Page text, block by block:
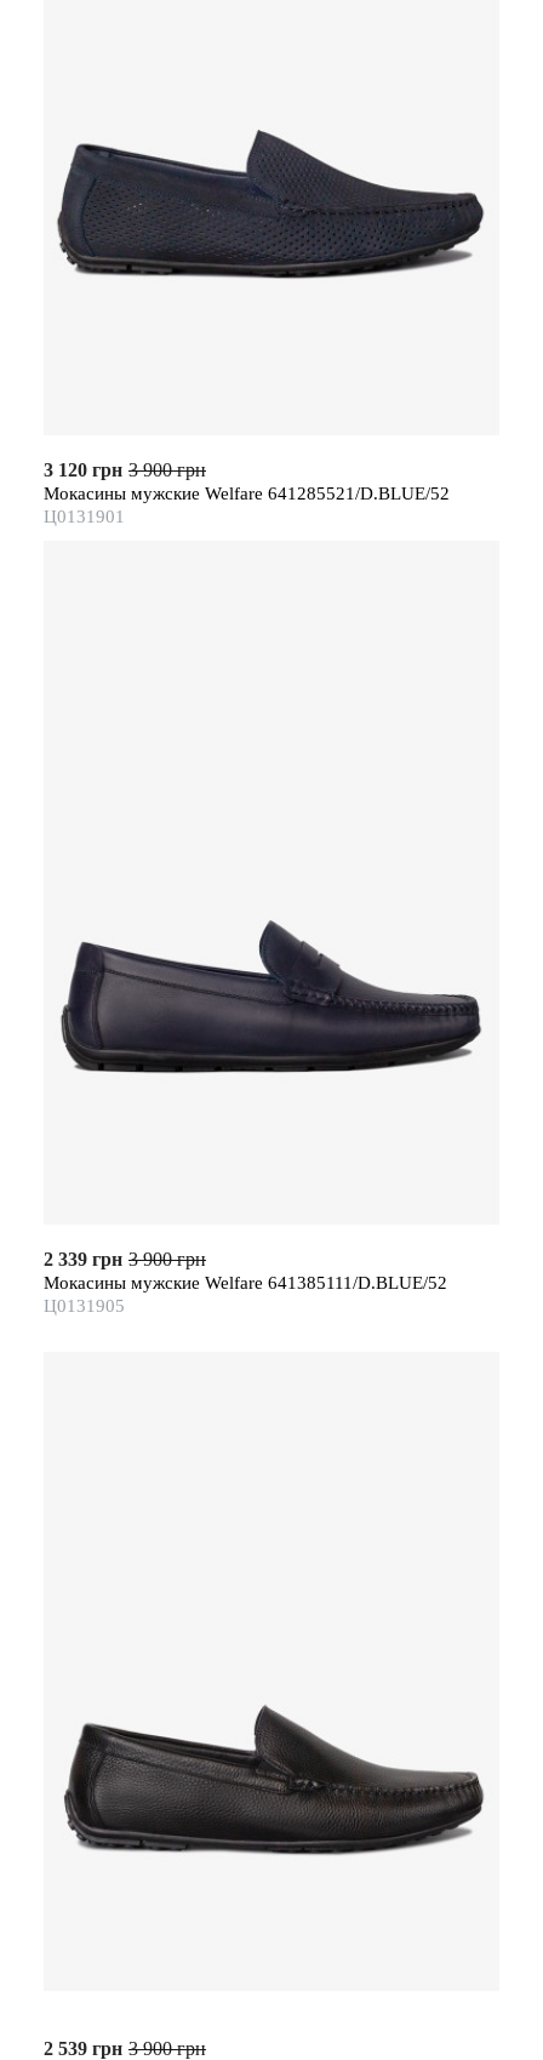
3 120 грн 3 900 грн
Мокасины мужские Welfare 641285521/D.BLUE/52
Ц0131901
2 339 грн 3 900 грн
Мокасины мужские Welfare 641385111/D.BLUE/52
Ц0131905
2 539 грн 3 900 грн